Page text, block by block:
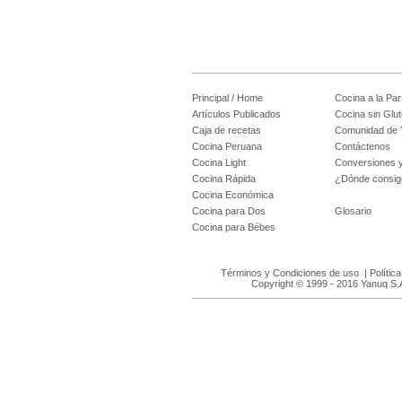
Principal / Home
Cocina a la
Artículos Publicados
Cocina sin
Caja de recetas
Comunidad de
Cocina Peruana
Contáctenos
Cocina Light
Conversiones
Cocina Rápida
¿Dónde
Cocina Económica
Cocina para Dos
Glosario
Cocina para Bébes
Términos y Condiciones de uso |
Copyright © 1999 - 2016 Yanuq